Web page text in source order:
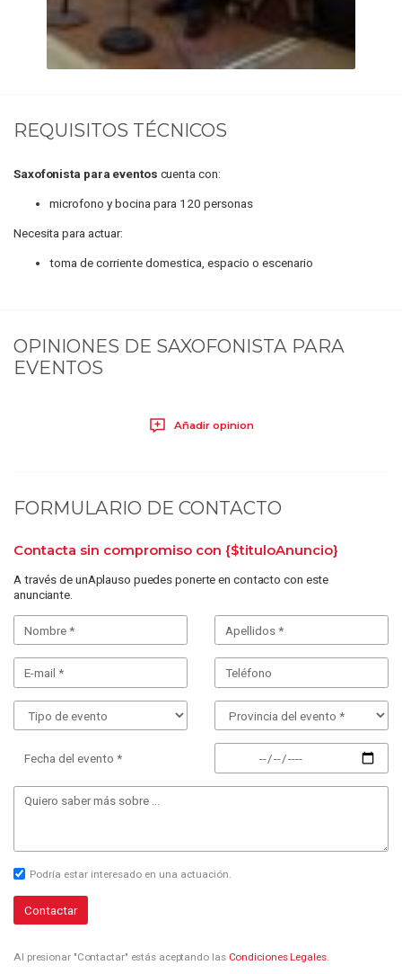
REQUISITOS TÉCNICOS
Saxofonista para eventos cuenta con:
microfono y bocina para 120 personas
Necesita para actuar:
toma de corriente domestica, espacio o escenario
OPINIONES DE SAXOFONISTA PARA
EVENTOS
Añadir opinion
FORMULARIO DE CONTACTO
Contacta sin compromiso con {$tituloAnuncio}
A través de unAplauso puedes ponerte en contacto con este
anunciante.
Fecha del evento *
Podría estar interesado en una actuación.
Contactar
Al presionar "Contactar" estás aceptando las Condiciones Legales.